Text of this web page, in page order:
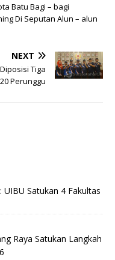
Batu Bagi – bagi
Di Seputan Alun – alun
NEXT
Tiga
Perunggu
UIBU Satukan 4 Fakultas
Raya Satukan Langkah